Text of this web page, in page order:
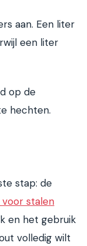
aan. Een liter
een liter
op de
hechten.
stap: de
stalen
en het gebruik
volledig wilt